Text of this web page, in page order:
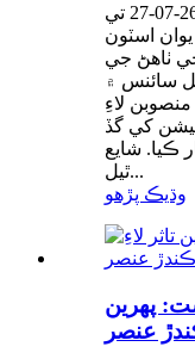
اسٽون
جي ٺاھڻ جي
سائنس ۾
منصوبن لاءِ
کي گڏ
ڪيا. شايع
ٿيل...
وڌيڪ پڙهو
پهرين
عنصر